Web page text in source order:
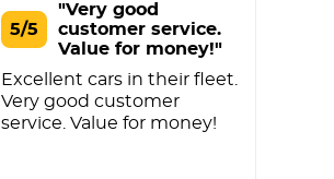
5/5
"Very good
customer service.
Value for money!"
Excellent cars in their fleet.
Very good customer
service. Value for money!